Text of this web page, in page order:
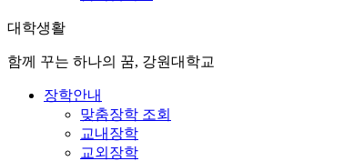
대학생활
함께 꾸는 하나의 꿈, 강원대학교
장학안내
맞춤장학 조회
교내장학
교외장학